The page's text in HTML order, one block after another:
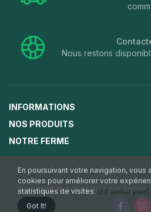
Nous restons
INFORMATIONS
NOS PRODUITS
NOTRE FERME
Copyright © Site réalisé parStudio
En poursuivant votre navigation, vous
cookies pour améliorer votre
statistiques de visites.[En savoir plus]
Got It!